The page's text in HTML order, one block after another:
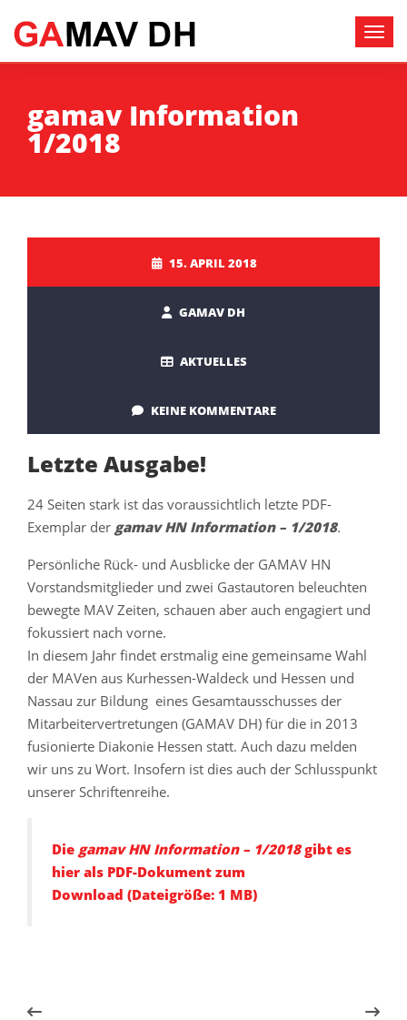
gamav Information
1/2018
15. APRIL 2018
GAMAV DH
AKTUELLES
KEINE KOMMENTARE
Letzte Ausgabe!
24 Seiten stark ist das voraussichtlich letzte PDF-
Exemplar der gamav HN Information – 1/2018.
Persönliche Rück- und Ausblicke der GAMAV HN
Vorstandsmitglieder und zwei Gastautoren beleuchten
bewegte MAV Zeiten, schauen aber auch engagiert und
fokussiert nach vorne.
In diesem Jahr findet erstmalig eine gemeinsame Wahl
der MAVen aus Kurhessen-Waldeck und Hessen und
Nassau zur Bildung eines Gesamtausschusses der
Mitarbeitervertretungen (GAMAV DH) für die in 2013
fusionierte Diakonie Hessen statt. Auch dazu melden
wir uns zu Wort. Insofern ist dies auch der Schlusspunkt
unserer Schriftenreihe.
Die gamav HN Information – 1/2018gibt es
hier als PDF-Dokument zum
Download (Dateigröße: 1 MB)